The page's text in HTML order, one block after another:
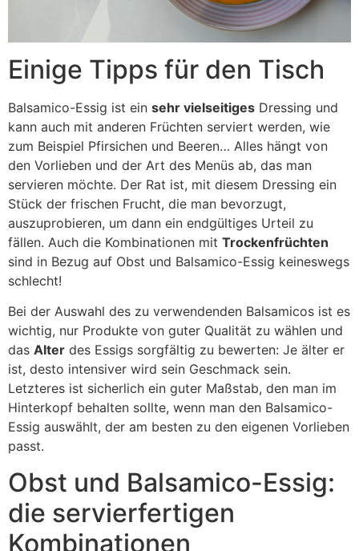
Einige Tipps für den Tisch
Balsamico-Essig ist ein sehr vielseitiges Dressing und
kann auch mit anderen Früchten serviert werden, wie
zum Beispiel Pfirsichen und Beeren… Alles hängt von
den Vorlieben und der Art des Menüs ab, das man
servieren möchte. Der Rat ist, mit diesem Dressing ein
Stück der frischen Frucht, die man bevorzugt,
auszuprobieren, um dann ein endgültiges Urteil zu
fällen. Auch die Kombinationen mit Trockenfrüchten
sind in Bezug auf Obst und Balsamico-Essig keineswegs
schlecht!
Bei der Auswahl des zu verwendenden Balsamicos ist es
wichtig, nur Produkte von guter Qualität zu wählen und
das Alter des Essigs sorgfältig zu bewerten: Je älter er
ist, desto intensiver wird sein Geschmack sein.
Letzteres ist sicherlich ein guter Maßstab, den man im
Hinterkopf behalten sollte, wenn man den Balsamico-
Essig auswählt, der am besten zu den eigenen Vorlieben
passt.
Obst und Balsamico-Essig:
die servierfertigen
Kombinationen